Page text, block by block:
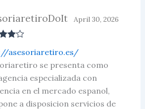
5
April 30, 2026
asesoriaretiro.es/
se presenta como
especializada con
en el mercado espanol,
a disposicion servicios de